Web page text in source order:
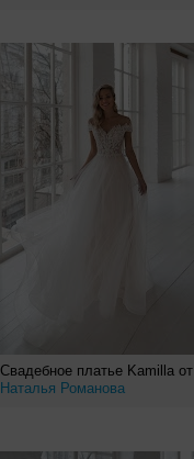
Свадебное платье Kamilla от
Наталья Романова